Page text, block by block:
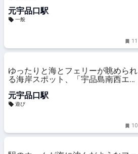
元宇品口駅
一般
11
ゆったりと海とフェリーが眺められ
る海岸スポット、「宇品島南西エリ
元宇品口駅
遊び
10